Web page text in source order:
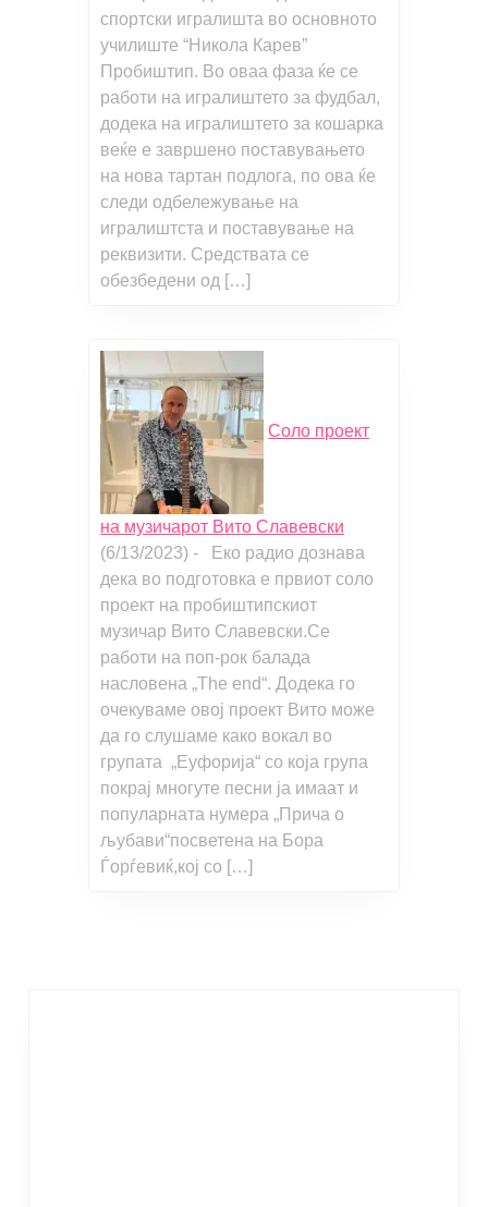
спортски игралишта во основното
училиште “Никола Карев”
Пробиштип. Во оваа фаза ќе се
работи на игралиштето за фудбал,
додека на игралиштето за кошарка
веќе е завршено поставувањето
на нова тартан подлога, по ова ќе
следи одбележување на
игралиштста и поставување на
реквизити. Средствата се
обезбедени од […]
Соло проект
на музичарот Вито Славевски
(6/13/2023) -
Еко радио дознава
дека во подготовка е првиот соло
проект на пробиштипскиот
музичар Вито Славевски.Се
работи на поп-рок балада
насловена „The end“. Додека го
очекуваме овој проект Вито може
да го слушаме како вокал во
групата „Еуфорија“ со која група
покрај многуте песни ја имаат и
популарната нумера „Прича о
љубави“посветена на Бора
Ѓорѓевиќ,кој со […]